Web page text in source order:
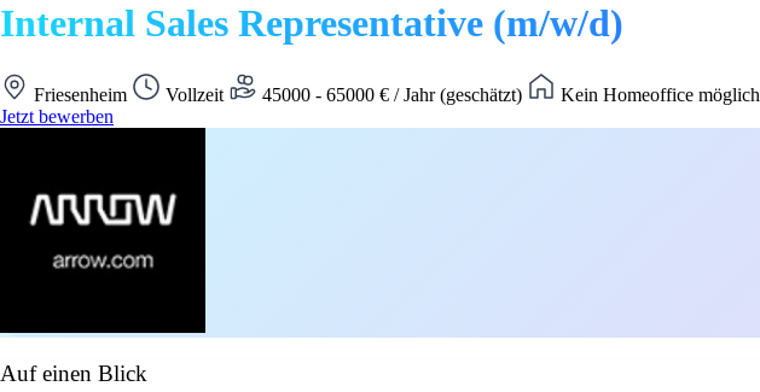
Internal Sales Representative (m/w/d)
Friesenheim Vollzeit 45000 - 65000 € / Jahr (geschätzt)
Kein Homeoffice möglich
Jetzt bewerben
Auf einen Blick